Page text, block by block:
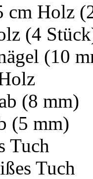
cm Holz
(4
(10
(8 mm)
(5 mm)
Tuch
Tuch